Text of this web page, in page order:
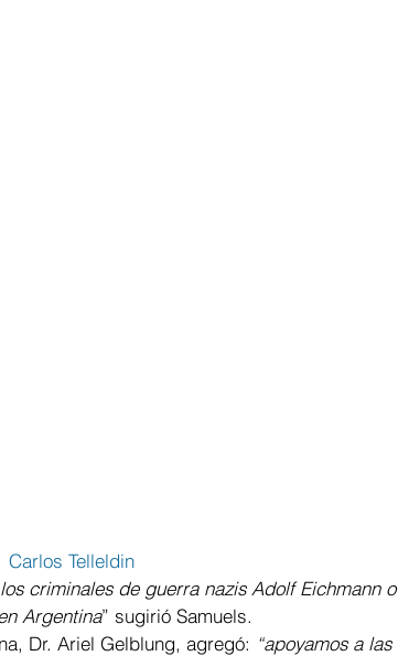
                                                              Carlos Telleldin
criminales de guerra nazis Adolf Eichmann o
Argentina” sugirió Samuels.
Dr. Ariel Gelblung, agregó: “apoyamos a las